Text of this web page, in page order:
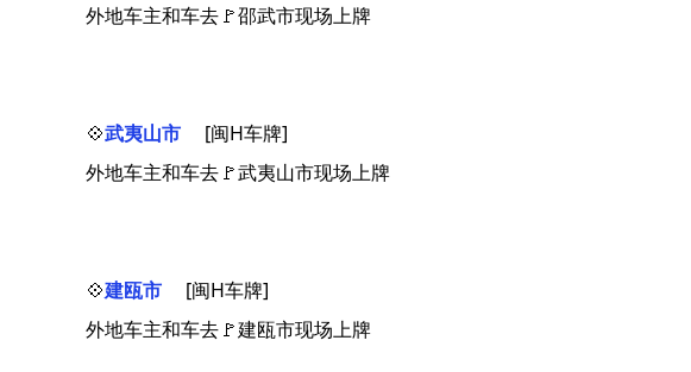
外地车主和车去🚩邵武市现场上牌
💠武夷山市
[闽H车牌]
外地车主和车去🚩武夷山市现场上牌
💠建瓯市
[闽H车牌]
外地车主和车去🚩建瓯市现场上牌